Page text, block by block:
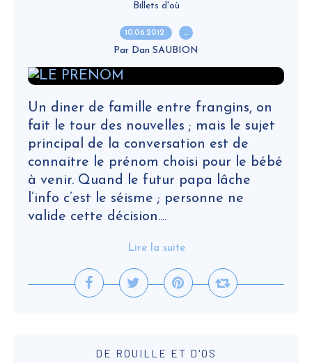
Billets d'où
10.06.2012 …
Par Dan SAUBION
Un diner de famille entre frangins, on
fait le tour des nouvelles ; mais le sujet
principal de la conversation est de
connaitre le prénom choisi pour le bébé
à venir. Quand le futur papa lâche
l’info c’est le séisme ; personne ne
valide cette décision....
Lire la suite
DE ROUILLE ET D'OS